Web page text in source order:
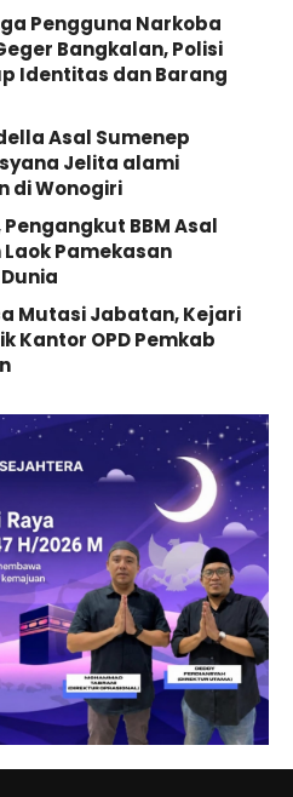
Pengguna Narkoba
Bangkalan, Polisi
Identitas dan Barang
Asal Sumenep
Jelita alami
di Wonogiri
BBM Asal
Pamekasan
Mutasi Jabatan, Kejari
Kantor OPD Pemkab